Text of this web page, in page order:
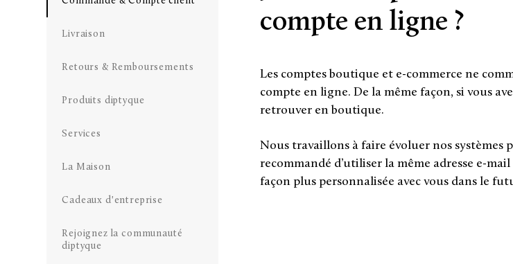
Livraison
Retours & Remboursements
Produits diptyque
Services
La Maison
Cadeaux d'entreprise
Rejoignez la communauté
diptyque
compte en ligne ?
Les comptes boutique et e-commerce ne
compte en ligne. De la même façon, si vous
retrouver en boutique.
Nous travaillons à faire évoluer nos
recommandé d’utiliser la même adresse e-
façon plus personnalisée avec vous dans le